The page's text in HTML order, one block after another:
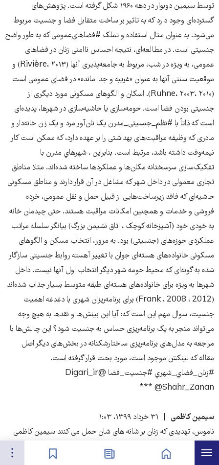
فهرست نشان‌گذاشته‌ها
توسط سیمین دوبوار در دهه ۱۹۶۰ شکل گرفته است. پژوهش‌های
گسترده‌ای وجود دارد که به تاثیر بر ساخت متقابل فضا و جنسیت مربوط
می‌شود. به عنوان مثال استفاده و تملک #فضاهای‌عمومی که به طور واضح
جنسیتی است. در مطالعه‌ای، نتیجه احساس ناامنی زنان در فضاهای
عمومی، به ویژه در شب، مربوط به جامعه‌پذیری آنها (Rivière، ۲۰۱۳) و
موقعیت سنتی آنها به عنوان «غریبه و جدا مانده» در فضای عمومی است
(Ruhne، ۲۰۰۳، ۲۰۱۰). اسکان و الگوهای مسکونی مورد دیگری از
جنسیتی بودن فضا است. حومه‌سازی یا حاشیه‌سازی در شهرها، پدیده‌ای
است که ذاتاً با #نظم_جنسیتی_مدرن یک نان‌آور مرد و یک زن خانه‌دار و
مادری که وظیفه مراقبت‌های بهداشتی را بر عهده دارد، که ممکن است کار
نیمه‌وقت داشته باشد، مرتبط است. بنابراين ، شهرهاي مدرن با
تفکیک‌سازی سرسختانه مکان‌ها و عملکردها ساخته شده‌اند. مثلا مناطق
تجاری معمولی در داخل شهر که مشاغل در آن قرار دارند و مناطق مسکونی
حاشیه‌ای که فاقد زیرساخت‌هایی از قبیل حمل و نقل عمومی، خرده
فروشی و خدمات و همچنین امکانات مراقبت هستند. حتی چیدمان خانه
به خودی خود (آشپزخانه کوچک ، اتاق نشیمن بزرگ) بیانگر سلسله مراتب
عملکردی حوزه‌های (جنسیتی) بود. به مرور، انتخاب مسکن و الگوهای
مسکونی خانواده‌های هسته‌ای جوان با تغییر آهسته روابط جنسیتی سازگار
شده به گونه‌ای که محیط حومه شهر دیگر انتخاب اول آنها نیست. داخل
شهرها به ویژه برای خانواده‌های هسته‌ای طبقه متوسط بسیار جذاب شده‌اند
(Frank ، 2008 ، 2012) برای برنامه‌ریزان شهری با دغدغه اهمیت
جنسیت، سوال مهم این است که: آیا این بینش‌ها و نقدها به هیچ وجه
می‌تواند منجر به یک برنامه‌ریزی حساس به جنسیت شود؟ این چالش‌ها با
مراجعه به مدل‌های برنامه‌ریزی ساختارشکنانه در بخش‌های دیگر اصل
مقاله که لینکش موجود است، مورد بحث قرار گرفته است.
#زنان_فضاي_شهري #جنسيت_فضا @Digari_ir
@Shahr_Zanan ***
سیمین کاظمی
۳۱ خرداد ۱۳۹۹، ۱:۰۳
ناموس، تهدیدی که زنان بر شانه های شان حمل می کنند سیمین کاظمی
ناموس، آبرو و شرف معیار منزلت اجتماعی در جوامع سنتی و پدرسالار
است و متکی به دیدگاه جمعی نسبت به فرد است. جامعه سنتی هنجارها و